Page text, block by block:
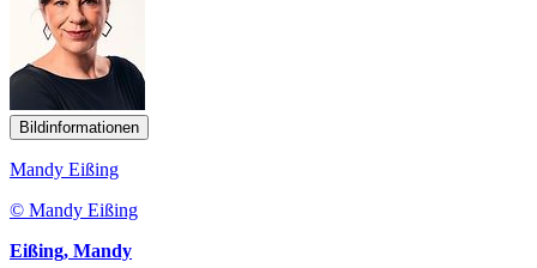
Bildinformationen
Mandy Eißing
© Mandy Eißing
Eißing, Mandy